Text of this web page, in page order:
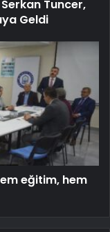
Tuncer,
Geldi
eğitim, hem